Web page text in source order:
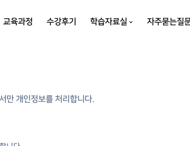
교육과정 수강후기 학습자료실 자주묻는질
만 개인정보를 처리합니다.